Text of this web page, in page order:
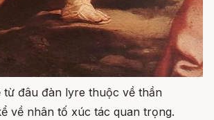
từ đâu đàn lyre thuộc về thần
về nhân tố xúc tác quan trọng.